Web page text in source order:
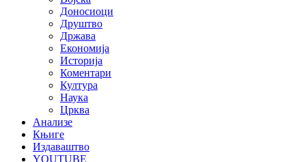
Доносиоци
Друштво
Држава
Економија
Историја
Коментари
Култура
Наука
Црква
Анализе
Књиге
Издаваштво
YOUTUBE